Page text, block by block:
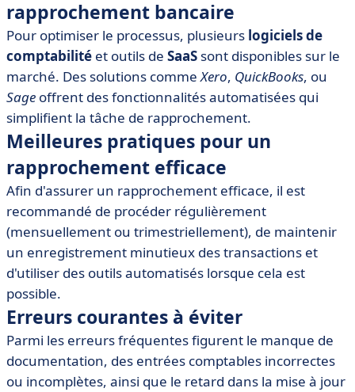
rapprochement bancaire
Pour optimiser le processus, plusieurs logiciels de
comptabilité et outils de SaaS sont disponibles sur le
marché. Des solutions commeXero, QuickBooks, ou
Sage offrent des fonctionnalités automatisées qui
simplifient la tâche de rapprochement.
Meilleures pratiques pour un
rapprochement efficace
Afin d'assurer un rapprochement efficace, il est
recommandé de procéder régulièrement
(mensuellement ou trimestriellement), de maintenir
un enregistrement minutieux des transactions et
d'utiliser des outils automatisés lorsque cela est
possible.
Erreurs courantes à éviter
Parmi les erreurs fréquentes figurent le manque de
documentation, des entrées comptables incorrectes
ou incomplètes, ainsi que le retard dans la mise à jour